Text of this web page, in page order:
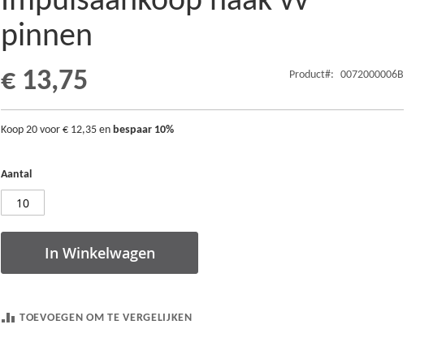
pinnen
€ 13,75 Product 0072000006B
Koop 20 voor € 12,35 en bespaar 10%
Aantal
In Winkelwagen
TOEVOEGEN OM TE VERGELIJKEN